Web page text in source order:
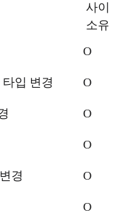
사이
소유
O
입 변경 O
O
O
경 O
O